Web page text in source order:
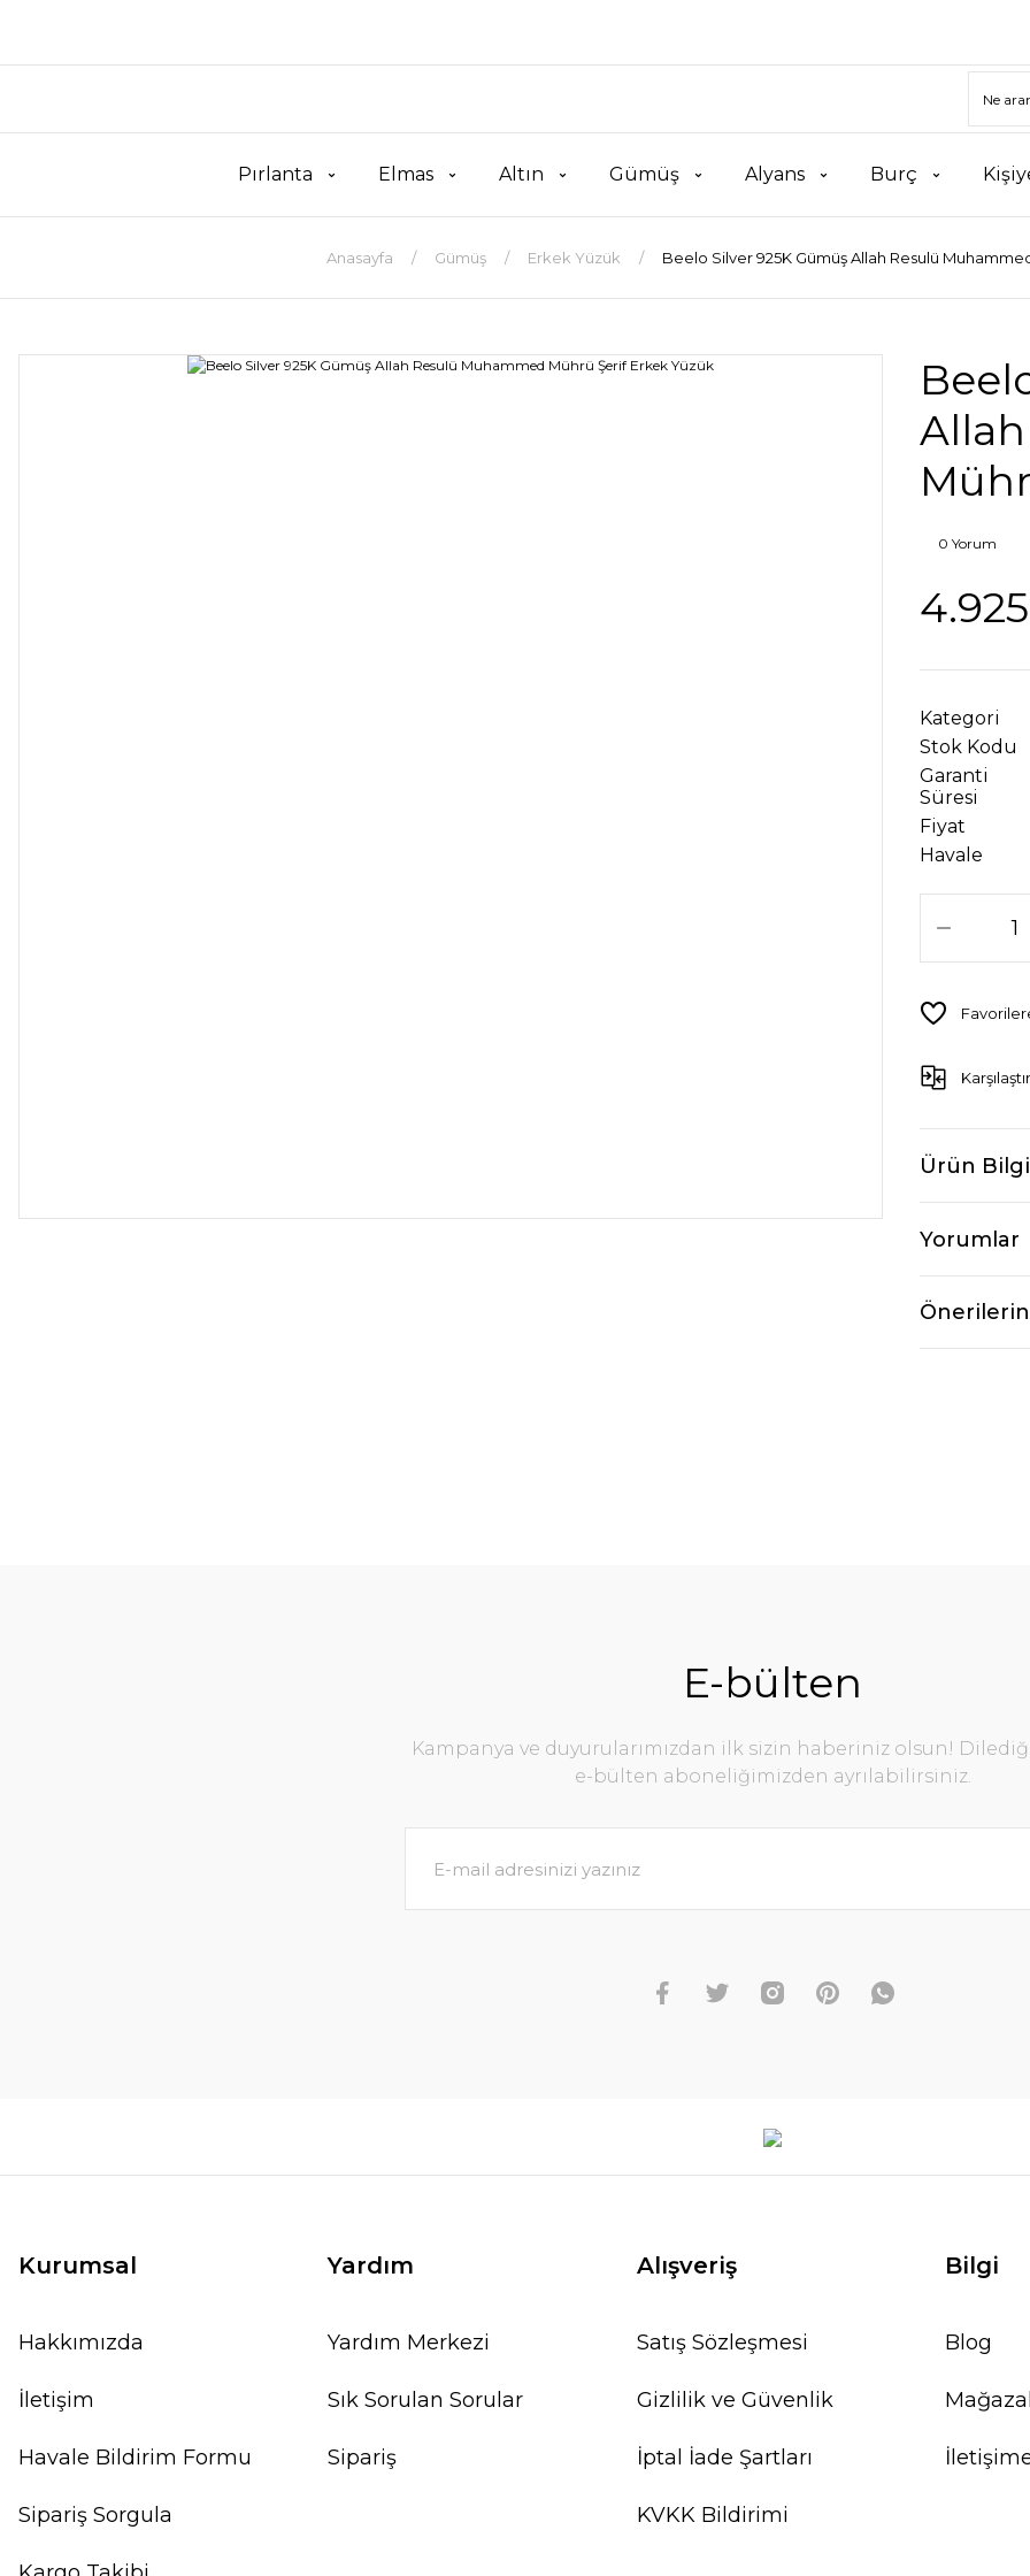
Pırlanta Elmas Altın Gümüş Alyans Burç
Anasayfa Gümüş Erkek Yüzük Beelo Silver 925K Gümüş Allah Resulü
0 Yorum
Kategori
Stok Kodu
Garanti
Süresi
Fiyat
Havale
Karşılaştır
Ürün
Yorumlar
E-bülten
Kampanya ve duyurularımızdan ilk sizin haberiniz olsun!
e-bülten aboneliğimizden ayrılabilirsiniz.
Kurumsal
Hakkımızda
İletişim
Havale Bildirim Formu
Sipariş Sorgula
Yardım
Yardım Merkezi
Sık Sorulan Sorular
Sipariş
Alışveriş
Satış Sözleşmesi
Gizlilik ve Güvenlik
İptal İade Şartları
KVKK Bildirimi
Bilgi
Blog